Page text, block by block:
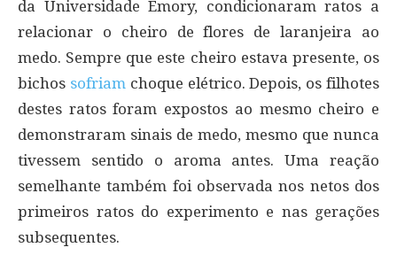
da Universidade Emory, condicionaram ratos a
relacionar o cheiro de flores de laranjeira ao
medo. Sempre que este cheiro estava presente, os
bichos sofriamchoque elétrico. Depois, os filhotes
destes ratos foram expostos ao mesmo cheiro e
demonstraram sinais de medo, mesmo que nunca
tivessem sentido o aroma antes. Uma reação
semelhante também foi observada nos netos dos
primeiros ratos do experimento e nas gerações
subsequentes.